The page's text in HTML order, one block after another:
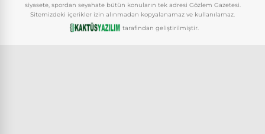
siyasete, spordan seyahate bütün konuların tek adresi Gözlem Gazetesi.
Sitemizdeki içerikler izin alınmadan kopyalanamaz ve kullanılamaz.
tarafından geliştirilmiştir.